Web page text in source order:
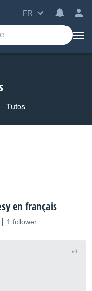
FR
Tutos
en français
1 follower
#1